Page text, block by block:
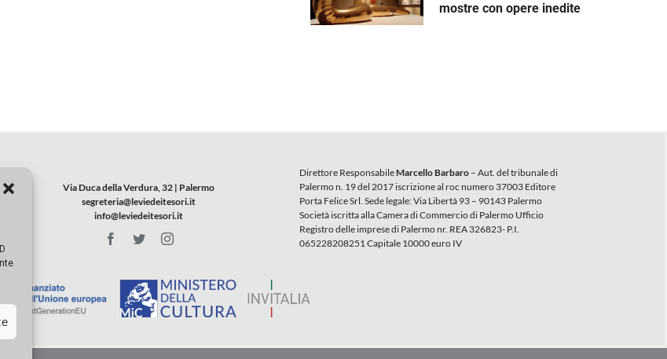
mostre con opere inedite
Via Duca della Verdura, 32 | Palermo
segreteria@leviedeitesori.it
info@leviedeitesori.it
Direttore ResponsabileMarcello Barbaro– Aut. del tribunale di
Palermo n. 19 del 2017 iscrizione al roc numero 37003 Editore
Porta Felice Srl. Sede legale: Via Libertà 93 – 90143 Palermo
Società iscritta alla Camera di Commercio di Palermo Ufficio
Registro delle imprese di Palermo nr. REA 326823- P.I.
065228208251 Capitale 10000 euro IV